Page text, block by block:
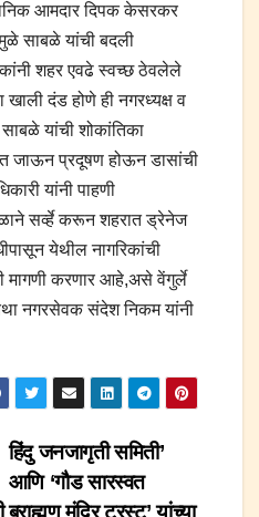
आमदार दिपक केसरकर
साबळे यांची बदली
शहर एवढे स्वच्छ ठेवलेले
दंड होणे ही नगरध्यक्ष व
यांची शोकांतिका
जाऊन प्रदूषण होऊन डासांची
यांनी पाहणी
सर्व्हे करून शहरात ड्रेनेज
येथील नागरिकांची
मागणी करणार आहे,असे वेंगुर्ले
नगरसेवक संदेश निकम यांनी
हिंदु जनजागृती समिती’
आणि ‘गौड सारस्वत